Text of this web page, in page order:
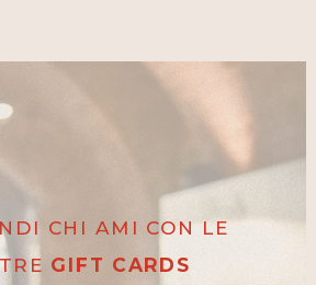
CHI AMI CON LE
GIFT CARDS